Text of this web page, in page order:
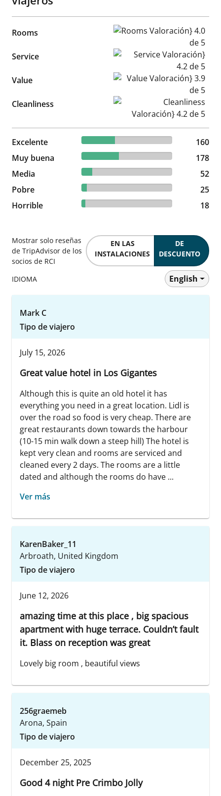
Rooms Rooms Valoración} 4.0 de 5
Service Service Valoración} 4.2 de 5
Value Value Valoración} 3.9 de 5
Cleanliness Cleanliness Valoración} 4.2
Excelente 36.95% reviewed Excelente
160 reviews
160
Muy buena
41.11% reviewed Muy buena
178 reviews
178
Media
12.01% reviewed Media
52 reviews
52
Pobre
5.77% reviewed Pobre
25 reviews
25
Horrible
4.16% reviewed Horrible
18 reviews 18
Mostrar solo reseñas
de TripAdvisor de los
socios de RCI
EN LAS
INSTALACIONES
DE
DESCUENTO
IDIOMA English
Mark C
Tipo de viajero
July 15, 2026
Great value hotel in Los Gigantes
Although this is quite an old hotel it has
everything you need in a great location. Lidl is
over the road so food is very cheap. There are
great restaurants down towards the harbour
(10-15 min walk down a steep hill) The hotel is
kept very clean and rooms are serviced and
cleaned every 2 days. The rooms are a little
dated and although the rooms do have ...
Ver más
KarenBaker_11
Arbroath, United Kingdom
Tipo de viajero
June 12, 2026
amazing time at this place , big spacious
apartment with huge terrace. Couldn’t fault
it. Blass on reception was great
Lovely big room , beautiful views
256graemeb
Arona, Spain
Tipo de viajero
December 25, 2025
Good 4 night Pre Crimbo Jolly